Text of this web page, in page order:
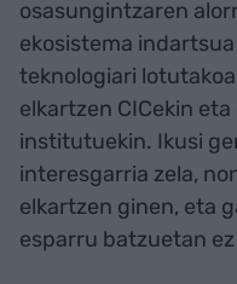
osasungintzaren
ekosistema
teknologiari
elkartzen CICekin
institutuekin. Ikusi
interesgarria zela,
elkartzen ginen, eta
esparru batzuetan